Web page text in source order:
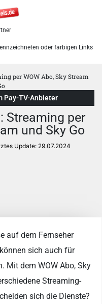
oder farbigen Links
per WOW Abo, Sky Stream
Pay-TV-Anbieter
Streaming per
und Sky Go
Update: 29.07.2024
auf dem Fernseher
sich auch für
Mit dem WOW Abo, Sky
Streaming-
sich die Dienste?